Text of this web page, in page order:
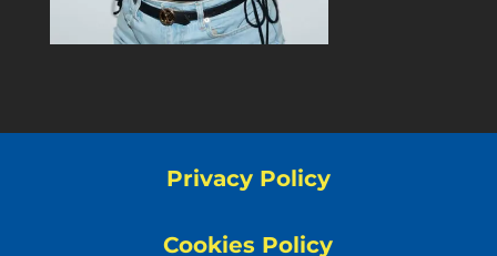
Privacy Policy
Cookies Policy